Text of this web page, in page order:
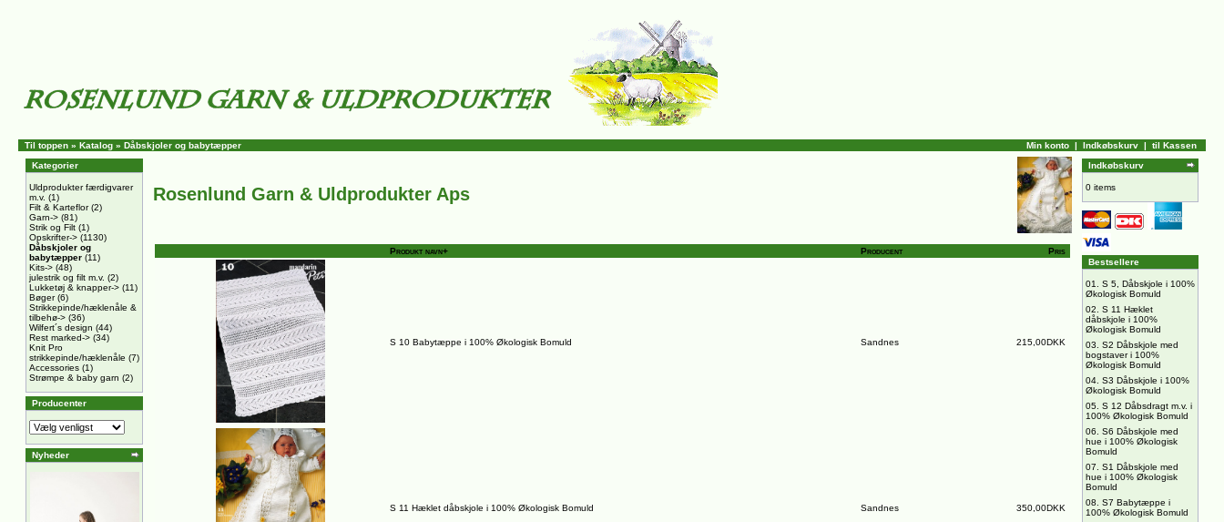
Til toppen » Katalog » Dåbskjoler og babytæpper Min konto | Indkøbskurv | til Kassen
Kategorier
Uldprodukter færdigvarer
m.v. (1)
Filt & Karteflor(2)
Garn-> (81)
Strik og Filt (1)
Opskrifter-> (1130)
Dåbskjoler og
babytæpper (11)
Kits-> (48)
julestrik og filt m.v. (2)
Lukketøj & knapper-> (11)
Bøger(6)
Strikkepinde/hæklenåle &
tilbehø-> (36)
Wilfert´s design (44)
Rest marked-> (34)
Knit Pro
strikkepinde/hæklenåle (7)
Accessories (1)
Strømpe & baby garn (2)
Producenter
Nyheder
Rosenlund Garn & Uldprodukter Aps
Produkt navn+ Producent Pris
S 10 Babytæppe i 100% Økologisk Bomuld Sandnes 215,00DKK
S 11 Hæklet dåbskjole i 100% Økologisk Bomuld Sandnes 350,00DKK
Indkøbskurv
0 items
Bestsellere
01. S 5, Dåbskjole i 100%
Økologisk Bomuld
02. S 11 Hæklet
dåbskjole i 100%
Økologisk Bomuld
03. S2 Dåbskjole med
bogstaver i 100%
Økologisk Bomuld
04. S3 Dåbskjole i 100%
Økologisk Bomuld
05. S 12 Dåbsdragt m.v. i
100% Økologisk Bomuld
06. S6 Dåbskjole med
hue i 100% Økologisk
Bomuld
07. S1 Dåbskjole med
hue i 100% Økologisk
Bomuld
08. S7 Babytæppe i
100% Økologisk Bomuld